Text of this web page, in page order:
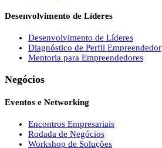
Desenvolvimento de Líderes
Desenvolvimento de Líderes
Diagnóstico de Perfil Empreendedor
Mentoria para Empreendedores
Negócios
Eventos e Networking
Encontros Empresariais
Rodada de Negócios
Workshop de Soluções